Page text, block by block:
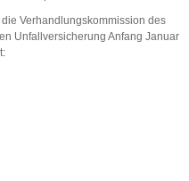
Verhandlungskommission des
Unfallversicherung Anfang Januar